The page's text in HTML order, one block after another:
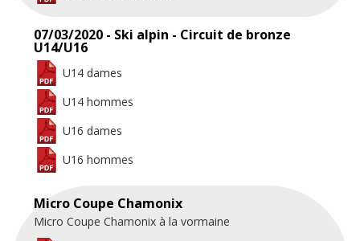
07/03/2020 - Ski alpin - Circuit de bronze
U14/U16
U14 dames
U14 hommes
U16 dames
U16 hommes
Micro Coupe Chamonix
Micro Coupe Chamonix à la vormaine